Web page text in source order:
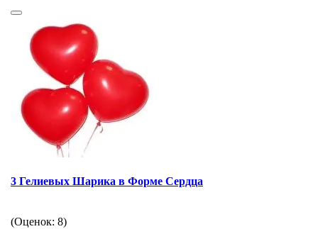
3 Гелиевых Шарика в Форме Сердца
(Оценок: 8)